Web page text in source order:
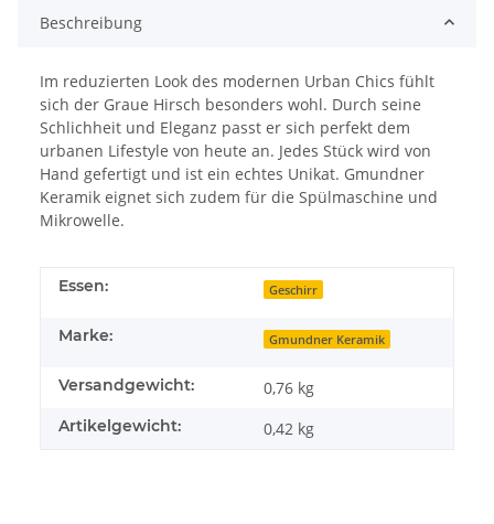
Beschreibung
Im reduzierten Look des modernen Urban Chics fühlt
sich der Graue Hirsch besonders wohl. Durch seine
Schlichheit und Eleganz passt er sich perfekt dem
urbanen Lifestyle von heute an. Jedes Stück wird von
Hand gefertigt und ist ein echtes Unikat. Gmundner
Keramik eignet sich zudem für die Spülmaschine und
Mikrowelle.
Essen: Geschirr
Marke: Gmundner Keramik
Versandgewicht: 0,76 kg
Artikelgewicht: 0,42 kg